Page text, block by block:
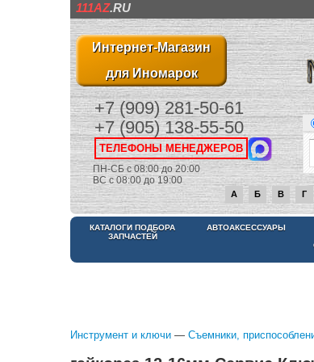
111AZ.RU
Интернет-Магазин
для Иномарок
+7 (909) 281-50-61
+7 (905) 138-55-50
ТЕЛЕФОНЫ МЕНЕДЖЕРОВ
ПН-СБ с 08:00 до 20:00
ВС с 08:00 до 19:00
А Б В Г
КАТАЛОГИ ПОДБОРА
ЗАПЧАСТЕЙ
АВТОАКСЕССУАРЫ
Инструмент и ключи — Съемники,